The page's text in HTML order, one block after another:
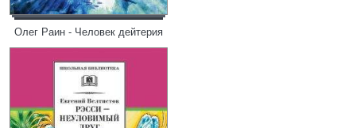
Олег Раин - Человек дейтерия